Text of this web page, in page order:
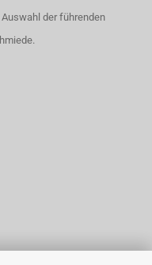
der führenden